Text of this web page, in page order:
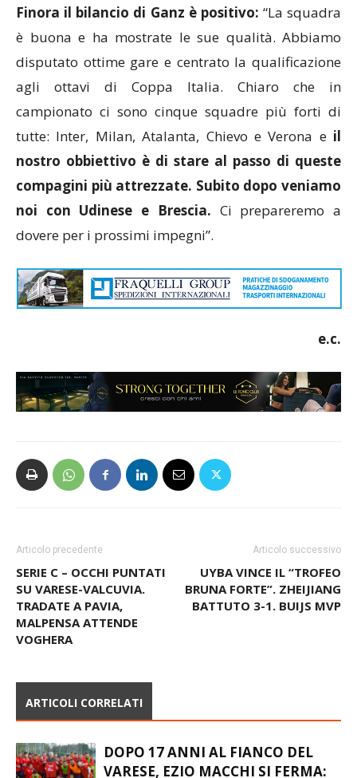
Finora il bilancio di Ganz è positivo: “La squadra
è buona e ha mostrate le sue qualità. Abbiamo
disputato ottime gare e centrato la qualificazione
agli ottavi di Coppa Italia. Chiaro che in
campionato ci sono cinque squadre più forti di
tutte: Inter, Milan, Atalanta, Chievo e Verona eil
nostro obbiettivo è di stare al passo di queste
compagini più attrezzate. Subito dopo veniamo
noi con Udinese e Brescia. Ci prepareremo a
dovere per i prossimi impegni”.
e.c.
Articolo precedente
SERIE C – OCCHI PUNTATI
SU VARESE-VALCUVIA.
TRADATE A PAVIA,
MALPENSA ATTENDE
VOGHERA
Articolo successivo
UYBA VINCE IL “TROFEO
BRUNA FORTE”. ZHEIJIANG
BATTUTO 3-1. BUIJS MVP
ARTICOLI CORRELATI
DOPO 17 ANNI AL FIANCO DEL
VARESE, EZIO MACCHI SI FERMA: